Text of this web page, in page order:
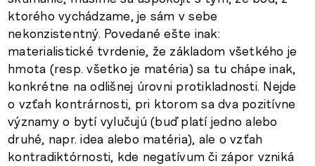
ktorého vychádzame, je sám v sebe
nekonzistentný. Povedané ešte inak:
materialistické tvrdenie, že základom všetkého je
hmota (resp. všetko je matéria) sa tu chápe inak,
konkrétne na odlišnej úrovni protikladnosti. Nejde
o vzťah kontrárnosti, pri ktorom sa dva pozitívne
významy o bytí vylučujú (buď platí jedno alebo
druhé, napr. idea alebo matéria), ale o vzťah
kontradiktórnosti, kde negatívum či zápor vzniká